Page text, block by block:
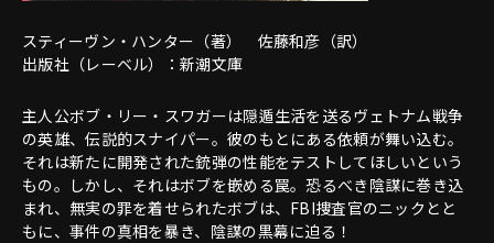
スティーヴン・ハンター（著） 佐藤和彦（訳）
出版社（レーベル）：新潮文庫
主人公ボブ・リー・スワガーは隠遁生活を送るヴェトナム戦争
の英雄、伝説的スナイパー。彼のもとにある依頼が舞い込む。
それは新たに開発された銃弾の性能をテストしてほしいという
もの。しかし、それはボブを嵌める罠。恐るべき陰謀に巻き込
まれ、無実の罪を着せられたボブは、FBI捜査官のニックとと
もに、事件の真相を暴き、陰謀の黒幕に迫る！